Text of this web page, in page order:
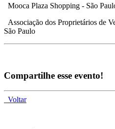
Mooca Plaza Shopping - São
Associação dos Proprietários de
São Paulo
Compartilhe esse evento!
Voltar